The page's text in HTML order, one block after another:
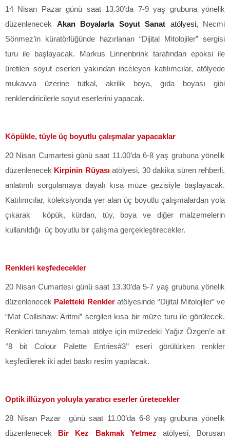
14 Nisan Pazar günü saat 13.30’da 7-9 yaş grubuna yönelik
düzenlenecek Akan Boyalarla Soyut Sanat atölyesi,
Necmi
Sönmez’in küratörlüğünde hazırlanan “Dijital Mitolojiler” sergisi
turu ile başlayacak. Markus Linnenbrink tarafından epoksi ile
üretilen soyut eserleri yakından inceleyen katılımcılar, atölyede
mukavva üzerine tutkal, akrilik boya, gıda boyası gibi
renklendiricilerle soyut eserlerini yapacak.
Köpükle, tüyle üç boyutlu çalışmalar yapacaklar
20 Nisan Cumartesi günü saat 11.00’da 6-8 yaş grubuna yönelik
düzenlenecek Kirpinin Rüyasıatölyesi, 30 dakika süren rehberli,
anlatımlı sorgulamaya dayalı kısa müze gezisiyle başlayacak.
Katılımcılar, koleksiyonda yer alan üç boyutlu çalışmalardan yola
çıkarak köpük, kürdan, tüy, boya ve diğer malzemelerin
kullanıldığı üç boyutlu bir çalışma gerçekleştirecekler.
Renkleri keşfedecekler
20 Nisan Cumartesi günü saat 13.30’da 5-7 yaş grubuna yönelik
düzenlenecek Paletteki Renkleratölyesinde ‘’Dijital Mitolojiler” ve
“Mat Collishaw: Aritmi” sergileri kısa bir müze turu ile görülecek.
Renkleri tanıyalım temalı atölye için müzedeki Yağız Özgen’e ait
‘’8 bit Colour Palette Entries#3’’ eseri görülürken renkler
keşfedilerek iki adet baskı resim yapılacak.
Optik illüzyon yoluyla yaratıcı eserler üretecekler
28 Nisan Pazar günü saat 11.00’da 6-8 yaş grubuna yönelik
düzenlenecek Bir Kez Bakmak Yetmez atölyesi, Borusan